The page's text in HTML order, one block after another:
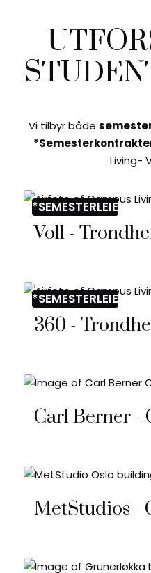
Vi tilbyr både
Living-
Voll -
*SEMESTERLEIE
360 -
*SEMESTERLEIE
Carl Berner -
MetStudios -